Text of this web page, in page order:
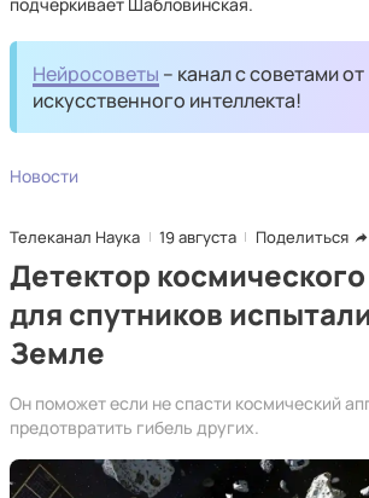
Нейросоветы – канал с советами от
искусственного интеллекта!
Новости
Телеканал Наука 19 августа Поделиться
Детектор
для спутников
Земле
Он поможет если не спасти космический
предотвратить гибель других.